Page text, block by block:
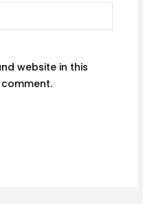
website in this